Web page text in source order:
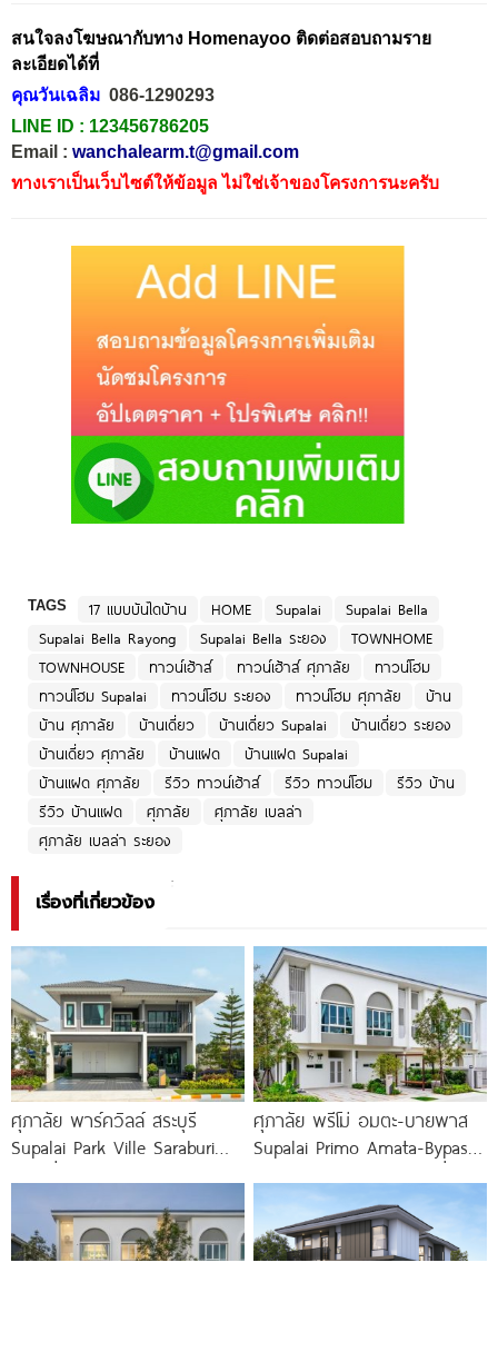
สนใจลงโฆษณากับทาง Homenayoo ติดต่อสอบถามราย
ละเอียดได้ที่
คุณวันเฉลิม 086-1290293
LINE ID : 123456786205
Email : wanchalearm.t@gmail.com
ทางเราเป็นเว็บไซต์ให้ข้อมูล ไม่ใช่เจ้าของโครงการนะครับ
TAGS 17 แบบบันไดบ้าน HOME Supalai
Supalai Bella
Supalai Bella Rayong
Supalai Bella ระยอง
TOWNHOME
TOWNHOUSE
ทาวน์เฮ้าส์ ทาวน์เฮ้าส์ ศุภาลัย
ทาวน์โฮม
ทาวน์โฮม Supalai
ทาวน์โฮม ระยอง ทาวน์โฮม ศุภาลัย
บ้าน
บ้าน ศุภาลัย
บ้านเดี่ยว บ้านเดี่ยว Supalai
บ้านเดี่ยว ระยอง
บ้านเดี่ยว ศุภาลัย
บ้านแฝด
บ้านแฝด Supalai
บ้านแฝด ศุภาลัย
รีวิว ทาวน์เฮ้าส์ รีวิว ทาวน์โฮม
รีวิว บ้าน
รีวิว บ้านแฝด
ศุภาลัย
ศุภาลัย เบลล่า
ศุภาลัย เบลล่า ระยอง
เรื่องที่เกี่ยวข้อง
ศุภาลัย พาร์ควิลล์ สระบุรี
Supalai Park Ville Saraburi
ศุภาลัย พรีโม่ อมตะ-บายพาส
Supalai Primo Amata-Bypass
ใกล้ถนนเลี่ยงเมือง